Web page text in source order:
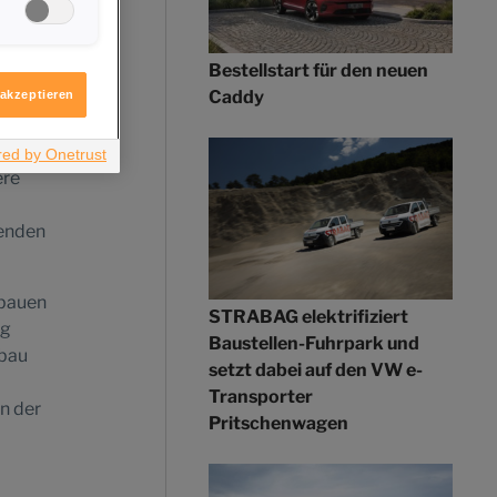
am
der
Bestellstart für den neuen
Caddy
STRABAG elektrifiziert
Baustellen-Fuhrpark und
setzt dabei auf den VW e-
Transporter
Pritschenwagen